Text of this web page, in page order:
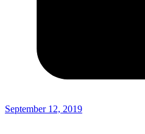
September 12, 2019